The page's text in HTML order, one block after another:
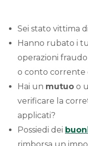
Sei stato vittima
Hanno rubato i
operazioni
o conto corrente
Hai un mutuo o
verificare la
applicati?
Possiedi dei